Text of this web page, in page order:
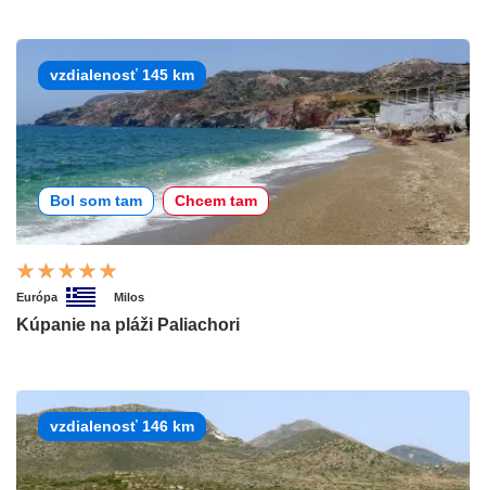
vzdialenosť 145 km
Bol som tam Chcem tam
Európa Milos
Kúpanie na pláži Paliachori
vzdialenosť 146 km